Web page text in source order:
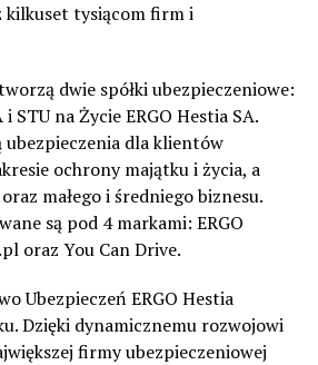
kilkuset tysiącom firm i
dwie spółki ubezpieczeniowe:
i STU na Życie ERGO Hestia SA.
ubezpieczenia dla klientów
ochrony majątku i życia, a
małego i średniego biznesu.
są pod 4 markami: ERGO
oraz You Can Drive.
Ubezpieczeń ERGO Hestia
Dzięki dynamicznemu rozwojowi
firmy ubezpieczeniowej